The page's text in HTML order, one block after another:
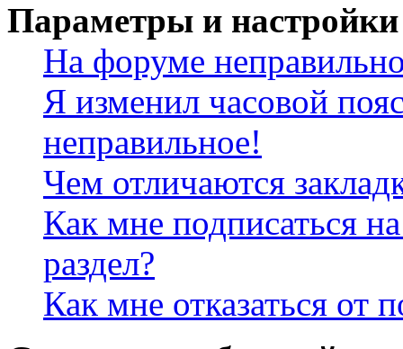
Параметры и настройки
На форуме
Я изменил часовой
неправильное!
Чем отличаются
Как мне подписаться
раздел?
Как мне отказаться от